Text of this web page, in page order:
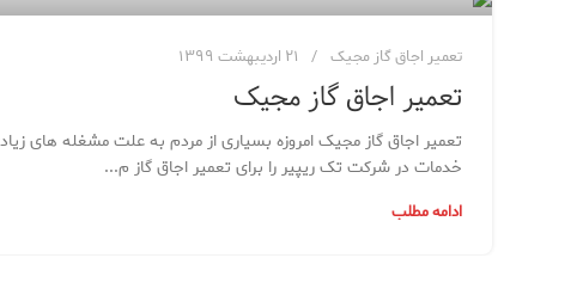
تعمیر اجاق گاز مجیک ۲۱ اردیبهشت ۱۳۹۹
تعمیر اجاق گاز مجیک
تعمیر اجاق گاز مجیک امروزه بسیاری از مردم به علت مشغله های
خدمات در شرکت تک ریپیر را برای تعمیر اجاق گاز م...
ادامه مطلب